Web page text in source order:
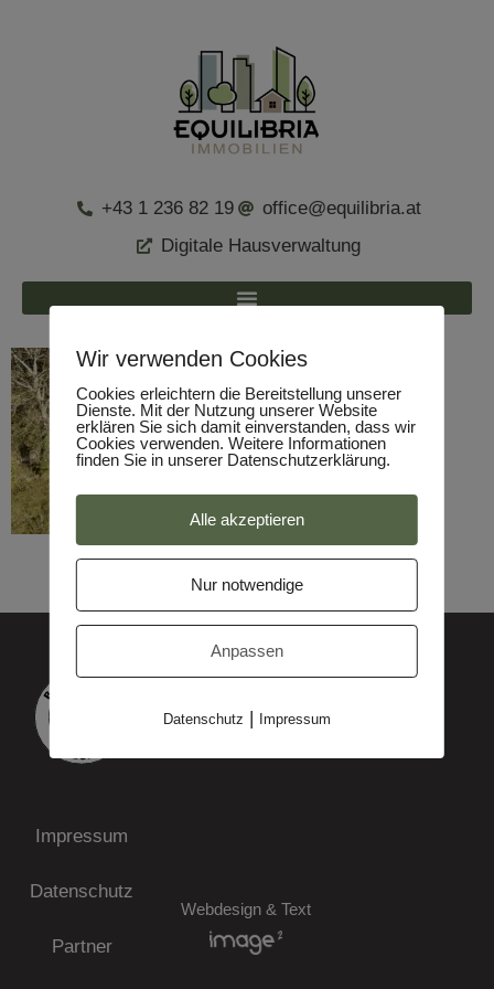
+43 1 236 82 19
office@equilibria.at
Digitale Hausverwaltung
Impressum
Datenschutz
Partner
Webdesign & Text
Wir verwenden Cookies
Cookies erleichtern die Bereitstellung unserer
Dienste. Mit der Nutzung unserer Website
erklären Sie sich damit einverstanden, dass wir
Cookies verwenden. Weitere Informationen
finden Sie in unserer Datenschutzerklärung.
Alle akzeptieren
Nur notwendige
Anpassen
Datenschutz | Impressum